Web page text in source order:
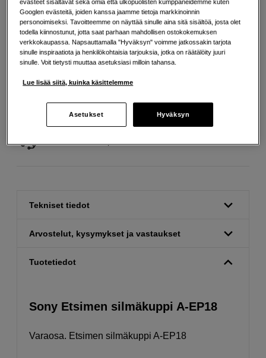
Määrä
Lisää ostoskoriin
Osta nyt ja maksa myöhemmin
Tekniset tiedot
Arvostelut, kysymykset ja vastaukset
Tuotetiedot
Sony Etsimen silmäkuppi A-EP18
Varaosa. Etsimen silmäkuppi A-EP18
evästeet sisältävät sekä omia että ulkopuolisten kumppaneidemme kuten
Googlen evästeitä, joiden kanssa jaamme tietoja markkinoinnin
personoimiseksi. Tavoitteemme on näyttää sinulle aina sitä sisältöä, josta olet
todella kiinnostunut, jotta saat parhaan mahdollisen ostokokemuksen
verkkokaupassa. Napsauttamalla "Hyväksyn" voimme jatkossakin tarjota
sinulle inspiraatiota ja henkilökohtaisia tarjouksia, jotka on räätälöity juuri
sinulle. Voit tietysti muuttaa asetuksiasi milloin tahansa.
Lue lisää siitä, kuinka käsittelemme
Asetukset Hyväksyn